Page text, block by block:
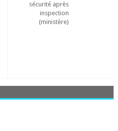
sécurité après
inspection
(ministère)